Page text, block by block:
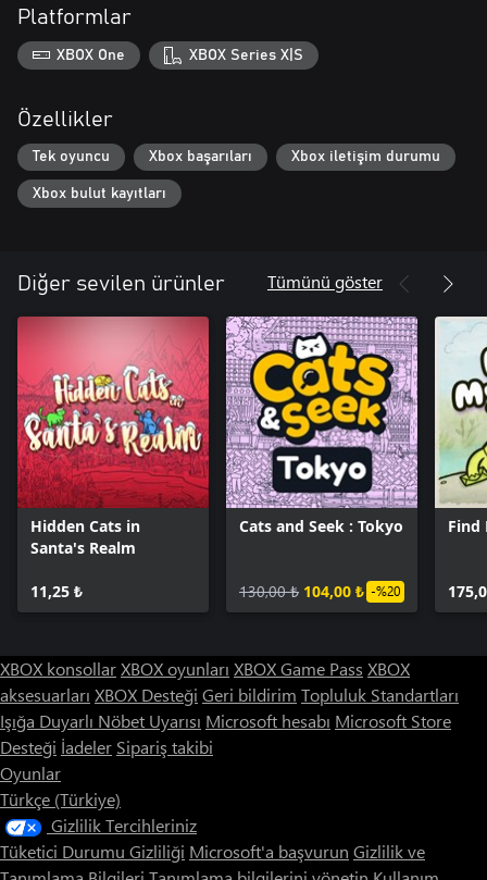
Platformlar
XBOX One XBOX Series X|S
Özellikler
Tek oyuncu Xbox başarıları Xbox iletişim durumu
Xbox bulut kayıtları
Diğer sevilen ürünler Tümünü göster
Hidden Cats in
Santa's Realm
11,25 ₺
Cats and Seek : Tokyo
130,00 ₺ 104,00 ₺ -%20
Find
XBOX konsollarXBOX oyunları XBOX Game Pass XBOX
aksesuarları XBOX Desteği Geri bildirim Topluluk Standartları
Işığa Duyarlı Nöbet Uyarısı Microsoft hesabı Microsoft Store
Desteği İadeler Sipariş takibi
Oyunlar
Türkçe (Türkiye)
Gizlilik Tercihleriniz
Tüketici Durumu Gizliliği Microsoft'a başvurun Gizlilik ve